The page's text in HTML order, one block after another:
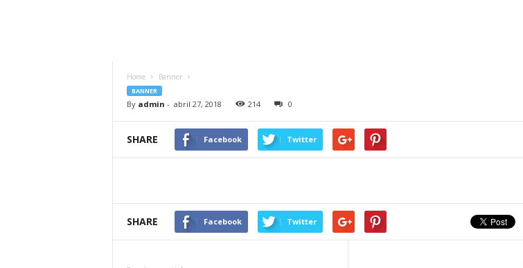
Home Banner
BANNER
By admin - abril 27, 2018 214 0
SHARE Facebook Twitter
SHARE Facebook Twitter